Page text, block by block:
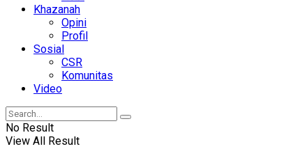
Khazanah
Opini
Profil
Sosial
CSR
Komunitas
Video
No Result
View All Result